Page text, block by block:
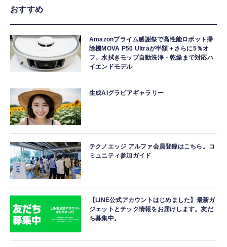
おすすめ
Amazonプライム感謝祭で高性能ロボット掃
除機MOVA P50 Ultraが半額＋さらに5％オ
フ。水拭きモップ自動洗浄・乾燥まで対応ハ
イエンドモデル
生成AIグラビアギャラリー
テクノエッジ アルファ会員登録はこちら。コ
ミュニティ参加ガイド
【LINE公式アカウントはじめました】最新ガ
ジェットとテック情報をお届けします。友だ
ち募集中。